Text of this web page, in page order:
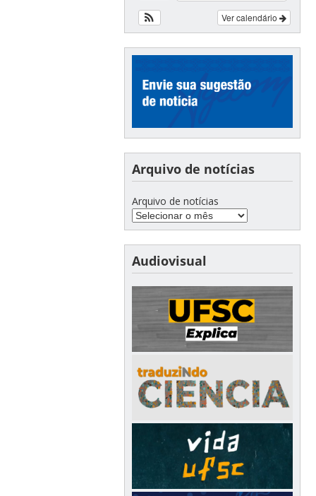
Ver calendário
Arquivo de notícias
Arquivo de notícias
Audiovisual